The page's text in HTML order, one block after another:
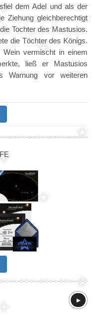
dem Adel und als der
Ziehung gleichberechtigt
Tochter des Mastusios.
die Töchter des Königs.
vermischt in einem
ließ er Mastusios
Warnung vor weiteren
►